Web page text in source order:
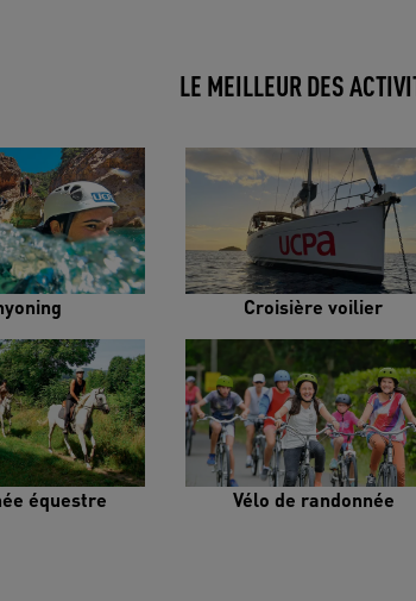
LE MEILLEUR DES
Croisière voilier
équestre Vélo de randonnée